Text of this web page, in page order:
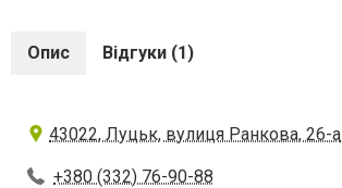
Опис Відгуки (1)
43022, Луцьк, вулиця Ранкова, 26-а
+380 (332) 76-90-88